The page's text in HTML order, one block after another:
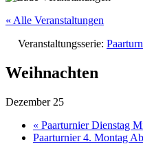
« Alle Veranstaltungen
Veranstaltungsserie:
Weihnachten
Dezember 25
« Paarturnier Dienstag
Paarturnier 4. Montag